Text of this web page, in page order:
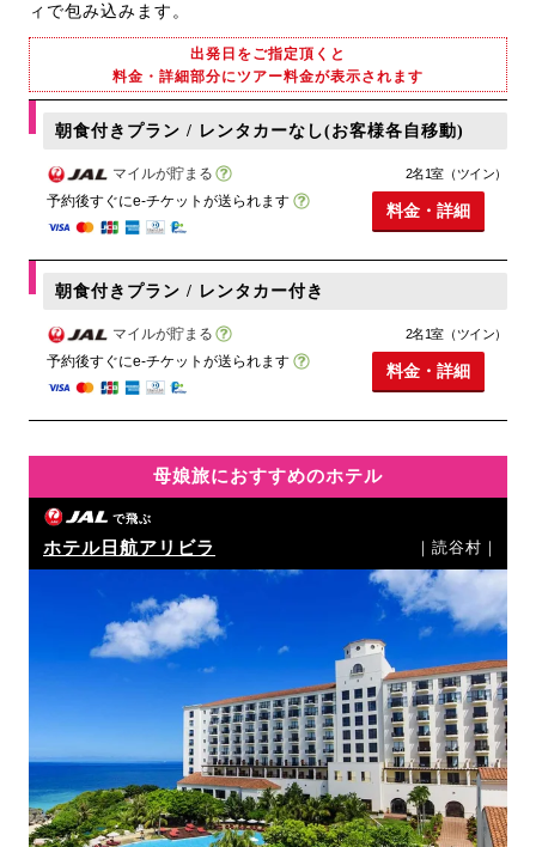
ィで包み込みます。
出発日をご指定頂くと
料金・詳細部分にツアー料金が表示されます
朝食付きプラン / レンタカーなし(お客様各自移動)
マイルが貯まる
予約後すぐにe-チケットが送られます
2名1室（ツイン）
料金・詳細
朝食付きプラン / レンタカー付き
マイルが貯まる
予約後すぐにe-チケットが送られます
2名1室（ツイン）
料金・詳細
母娘旅におすすめのホテル
で飛ぶ
ホテル日航アリビラ ｜読谷村｜